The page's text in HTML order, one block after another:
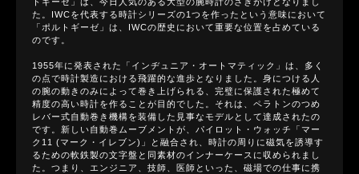
た。IWCを代表する時計シリーズの1つを作ったという意味において
「ポルトギーゼ」は、IWCの歴史において重要な位置を占めている
のです。
1955年に発表された「インヂュニア・オートマティック」は、多く
の点で時計製造における飛躍的な進歩となりました。身につける人
の腕の動きのみによって巻き上げられる、完璧に保護された極めて
精度の高い時計を作ることが目的でした。それは、ペラトンのつめ
レバー式自動巻き機構を装備した見事なモデルとして達成されたの
です。新しい自動巻ムーブメントが、パイロット・ウォッチ「マー
ク11 (マーク・イレブン)」と融合され、時計の周りに磁気を誘導す
るための軟鉄製の文字盤と同素材のインナーケースに収められまし
た。つまり、エンジニア、技師、医師といった、磁場での仕事に携